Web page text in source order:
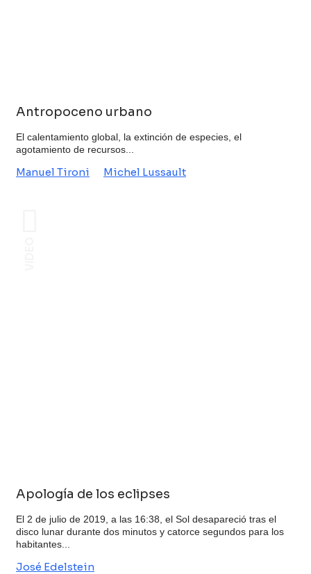
Antropoceno urbano
El calentamiento global, la extinción de especies, el
agotamiento de recursos...
Manuel Tironi Michel Lussault
Apología de los eclipses
El 2 de julio de 2019, a las 16:38, el Sol desapareció tras el
disco lunar durante dos minutos y catorce segundos para los
habitantes...
José Edelstein